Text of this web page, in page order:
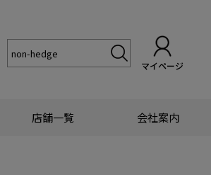
マイページ
店舗一覧 会社案内